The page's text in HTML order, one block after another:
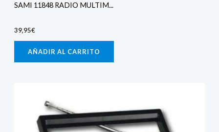
SAMI 11848 RADIO MULTIM...
39,95€
AÑADIR AL CARRITO